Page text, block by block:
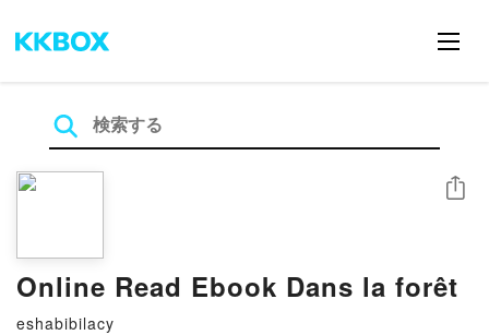
Online Read Ebook Dans la forêt
eshabibilacy
シェア